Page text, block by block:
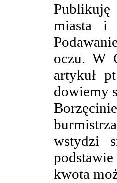
miasta i
oczu. W
artykuł
dowiemy
wstydzi
kwota